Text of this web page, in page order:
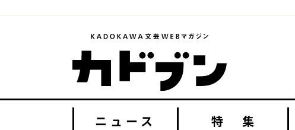
ニュース 特 集